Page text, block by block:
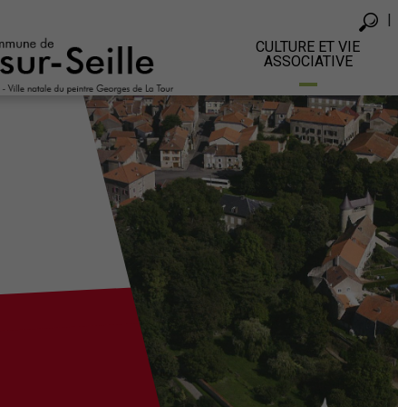
CULTURE ET VIE
ASSOCIATIVE